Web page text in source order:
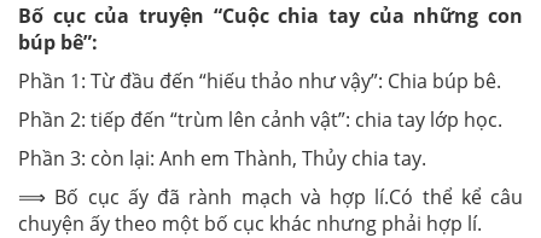
Bố cục của truyện “Cuộc chia tay của những con
búp bê”:
Phần 1: Từ đầu đến “hiếu thảo như vậy”: Chia búp bê.
Phần 2: tiếp đến “trùm lên cảnh vật”: chia tay lớp học.
Phần 3: còn lại: Anh em Thành, Thủy chia tay.
⟹ Bố cục ấy đã rành mạch và hợp lí.Có thể kể câu
chuyện ấy theo một bố cục khác nhưng phải hợp lí.